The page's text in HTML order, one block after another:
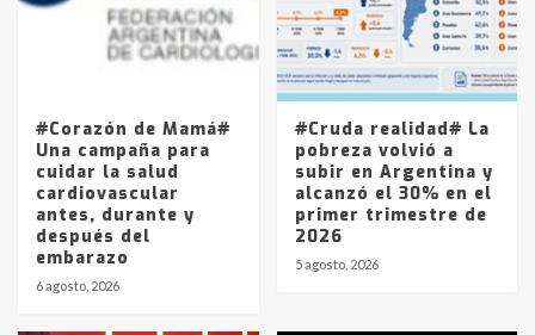
Los precios de los combustibles en
La Pampa, desde YPF hasta Axion
entre 857 a 1338 pesos
#Corazón de Mamá#
Una campaña para
cuidar la salud
cardiovascular
antes, durante y
después del
embarazo
6 agosto, 2026
#Cruda realidad# La
pobreza volvió a
subir en Argentina y
alcanzó el 30% en el
primer trimestre de
2026
5 agosto, 2026